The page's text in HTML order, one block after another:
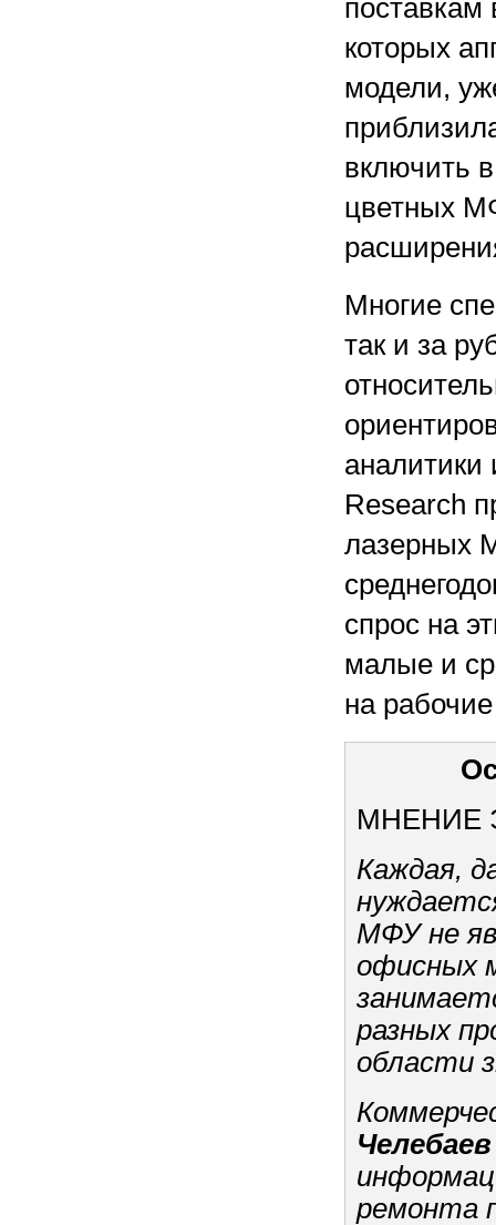
которых
модели,
включить
цветных
Многие
так и за
аналитики
Research
лазерных
спрос на
малые и
на
МНЕНИЕ
Каждая,
МФУ не
офисных
разных
области
Челебаев
ремонта